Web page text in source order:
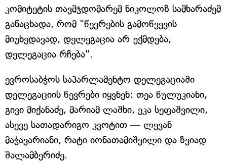
კომიტეტის თავმჯდომარემ ნიკოლოზ სამხარაძემ
განაცხადა, რომ "წევრების გამოწვევის
მიუხედავად, დელეგაცია არ უქმდება,
დელეგაცია რჩება".
ევროსაბჭოს საპარლამენტო დელეგაციაში
დელეგაციის წევრები იყვნენ: თეა წულუკიანი,
გივი მიქანაძე, მარიამ ლაშხი, ეკა სეფაშვილი,
ასევე სათადარიგო კვოტით — ლევან
მაჭავარიანი, რატი იონათამიშვილი და ზვიად
შალამბერიძე.